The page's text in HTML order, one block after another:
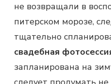
не возвращали в
питерском морозе,
тщательно
свадебная
запланирована на